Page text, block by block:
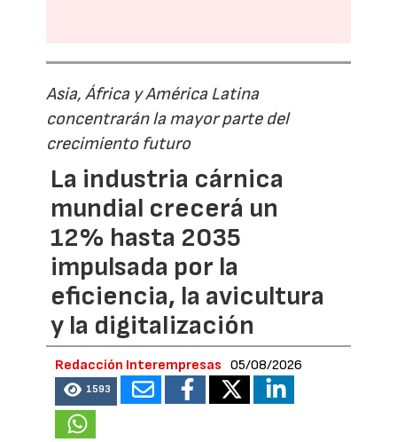
Asia, África y América Latina
concentrarán la mayor parte del
crecimiento futuro
La industria cárnica
mundial crecerá un
12% hasta 2035
impulsada por la
eficiencia, la avicultura
y la digitalización
Redacción Interempresas 05/08/2026
1593